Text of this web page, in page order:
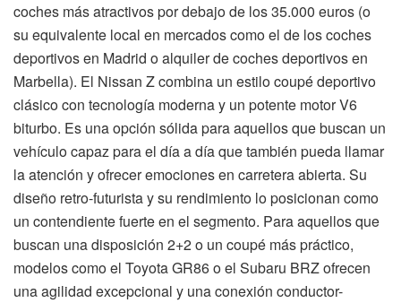
coches más atractivos por debajo de los 35.000 euros (o
su equivalente local en mercados como el de los coches
deportivos en Madrid o alquiler de coches deportivos en
Marbella). El Nissan Z combina un estilo coupé deportivo
clásico con tecnología moderna y un potente motor V6
biturbo. Es una opción sólida para aquellos que buscan un
vehículo capaz para el día a día que también pueda llamar
la atención y ofrecer emociones en carretera abierta. Su
diseño retro-futurista y su rendimiento lo posicionan como
un contendiente fuerte en el segmento. Para aquellos que
buscan una disposición 2+2 o un coupé más práctico,
modelos como el Toyota GR86 o el Subaru BRZ ofrecen
una agilidad excepcional y una conexión conductor-